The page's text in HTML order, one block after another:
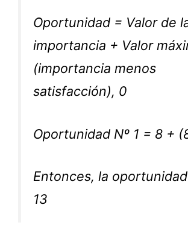
Oportunidad = Valor de
importancia + Valor
(importancia menos
satisfacción), 0
Oportunidad Nº 1 = 8 +
Entonces, la oportunidad
13